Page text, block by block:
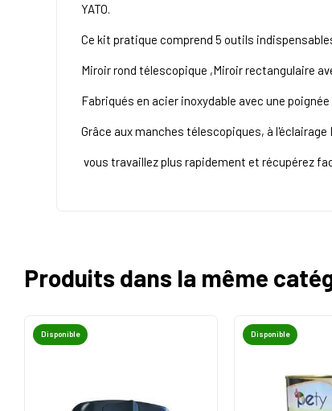
YATO.
Ce kit pratique comprend 5 outils
Miroir rond télescopique ,Miroir rectangulaire
Fabriqués en acier inoxydable avec une
Grâce aux manches télescopiques, à
vous travaillez plus rapidement et récupérez
Produits dans la même
Disponible Disponible